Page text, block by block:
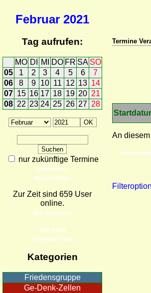
Februar 2021
Tag aufrufen:
MO DI MI DO FR SA SO
05
1 2 3 4 5 6
7
06
8 9 10 11 12 13 14
07 15 16 17 18 19 20 21
08 22 23 24 25 26 27 28
nur zukünftige Termine
Detailsuche
Neue Einträge
Zur Zeit sind 659 User
online.
Wer ist online?
RSS-Feed
iCalendar-Feed
Kategorien
Friedensgruppe
Ge-Denk-Zellen
Termine
An